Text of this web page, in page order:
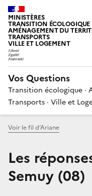
MINISTÈRES
TRANSITION ÉCOLOGIQUE
AMÉNAGEMENT DU
TRANSPORTS
VILLE ET LOGEMENT
Vos Questions
Transition écologique ·
Transports · Ville et
Voir le fil d’Ariane
Les
Semuy (08)